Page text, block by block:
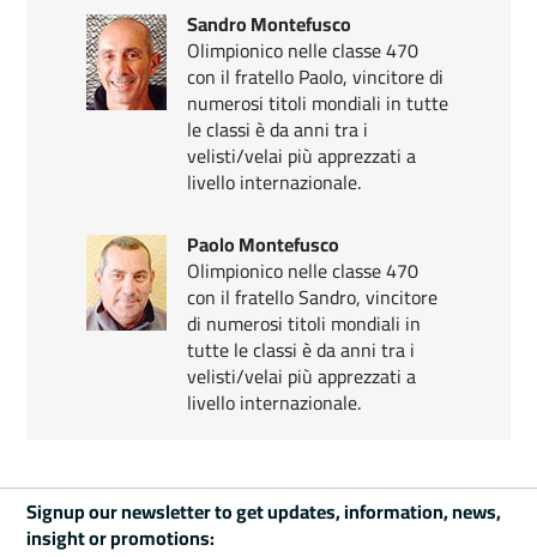
Sandro Montefusco
Olimpionico nelle classe 470
con il fratello Paolo, vincitore di
numerosi titoli mondiali in tutte
le classi è da anni tra i
velisti/velai più apprezzati a
livello internazionale.
Paolo Montefusco
Olimpionico nelle classe 470
con il fratello Sandro, vincitore
di numerosi titoli mondiali in
tutte le classi è da anni tra i
velisti/velai più apprezzati a
livello internazionale.
Signup our newsletter to get updates, information, news,
insight or promotions: